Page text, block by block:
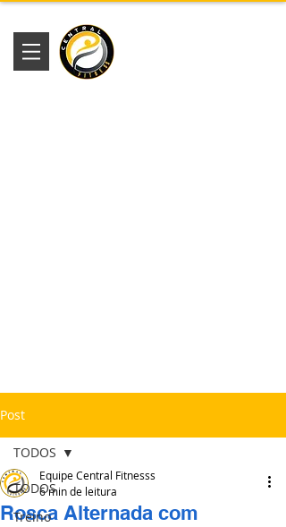
Post
TODOS
Treino
TODOS
Rosca Alternada com
Equipe Central Fitnesss
6 min de leitura